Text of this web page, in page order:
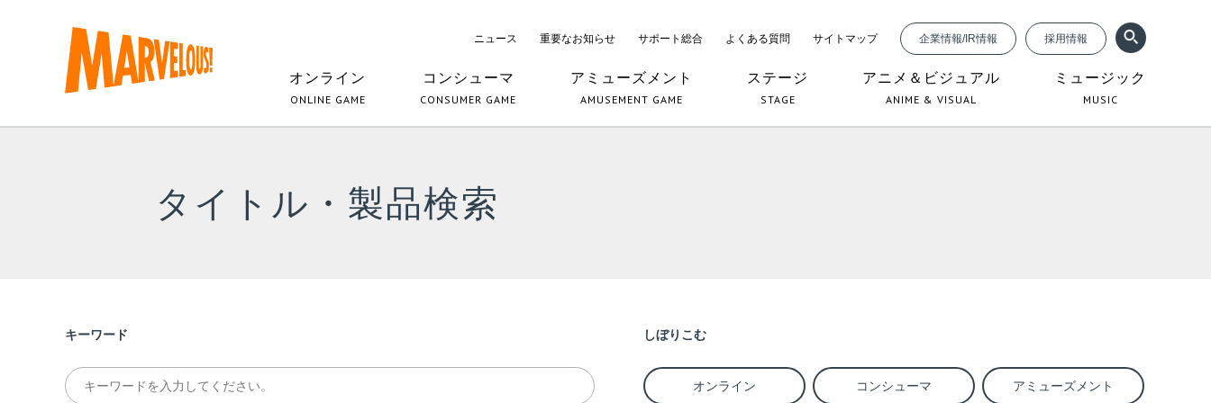
ニュース 重要なお知らせ サポート総合 よくある質問 サイトマップ 企業情報/IR情報 採用情報
オンライン
ONLINE GAME
コンシューマ
CONSUMER GAME
アミューズメント
AMUSEMENT GAME
ステージ
STAGE
アニメ＆ビジュアル
ANIME & VISUAL
ミュージック
MUSIC
タイトル・製品検索
キーワード しぼりこむ
オンライン コンシューマ アミューズメント